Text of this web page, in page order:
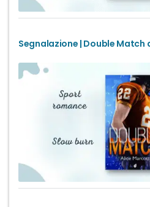
Segnalazione | Double Match